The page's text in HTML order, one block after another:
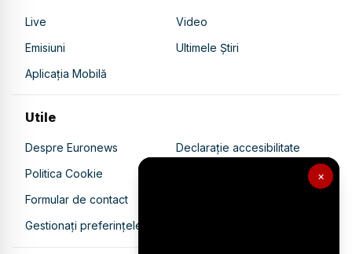
×
Live
Video
Emisiuni
Ultimele Știri
Aplicația Mobilă
Utile
Despre Euronews
Declarație accesibilitate
Politica Cookie
Politica de confidențialitate
Formular de contact
Gestionați preferințele